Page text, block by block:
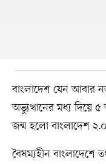
বাংলাদেশ যেন আবার
অভ্যুত্থানের মধ্য দিয়ে ৫
জন্ম হলো বাংলাদেশ
বৈষম্যহীন বাংলাদেশে